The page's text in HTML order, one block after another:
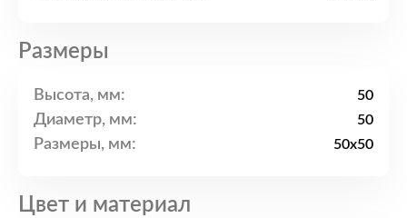
Размеры
Высота, мм: 50
Диаметр, мм: 50
Размеры, мм: 50x50
Цвет и материал